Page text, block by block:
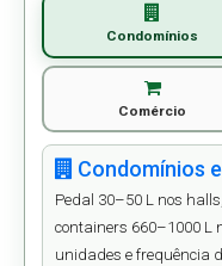
Condomínios
Comércio
Condomínios
Pedal 30–50 L nos
containers 660–1000 L
unidades e frequência